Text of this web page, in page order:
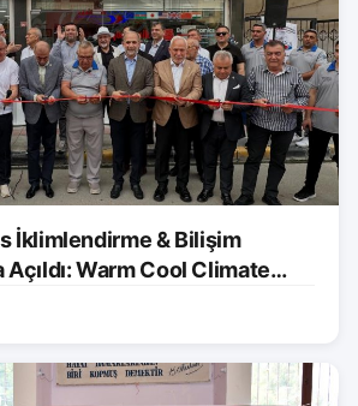
İklimlendirme & Bilişim
Açıldı: Warm Cool Climate